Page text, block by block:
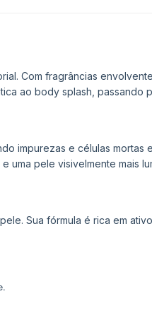
Com fragrâncias
ao body splash, passando
impurezas e células mortas
uma pele visivelmente mais
Sua fórmula é rica em